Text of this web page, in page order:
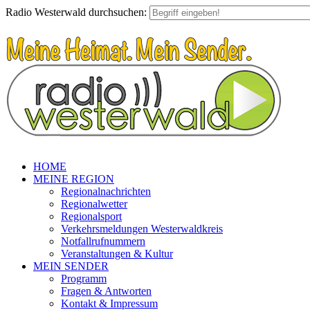
Radio Westerwald durchsuchen:
HOME
MEINE REGION
Regionalnachrichten
Regionalwetter
Regionalsport
Verkehrsmeldungen Westerwaldkreis
Notfallrufnummern
Veranstaltungen & Kultur
MEIN SENDER
Programm
Fragen & Antworten
Kontakt & Impressum